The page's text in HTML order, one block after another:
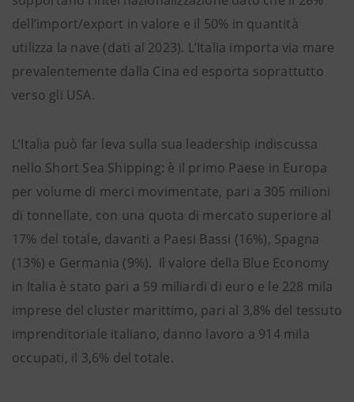
dell’import/export in valore e il 50% in quantità
utilizza la nave (dati al 2023). L’Italia importa via mare
prevalentemente dalla Cina ed esporta soprattutto
verso gli USA.
L’Italia può far leva sulla sua leadership indiscussa
nello Short Sea Shipping: è il primo Paese in Europa
per volume di merci movimentate, pari a 305 milioni
di tonnellate, con una quota di mercato superiore al
17% del totale, davanti a Paesi Bassi (16%), Spagna
(13%) e Germania (9%). Il valore della Blue Economy
in Italia è stato pari a 59 miliardi di euro e le 228 mila
imprese del cluster marittimo, pari al 3,8% del tessuto
imprenditoriale italiano, danno lavoro a 914 mila
occupati, il 3,6% del totale.